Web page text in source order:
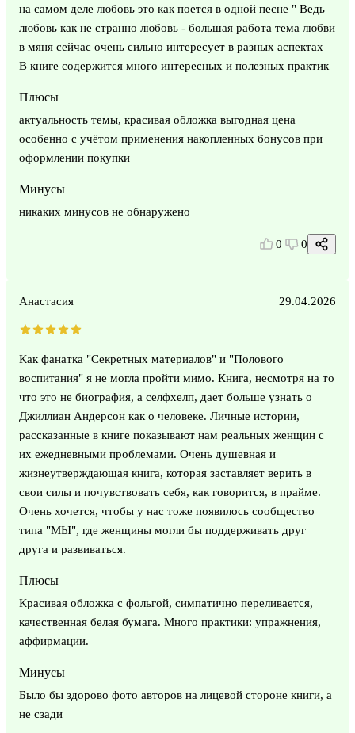
на самом деле любовь это как поется в одной песне " Ведь
любовь как не странно любовь - большая работа тема любви
в мяня сейчас очень сильно интересует в разных аспектах
В книге содержится много интересных и полезных практик
Плюсы
актуальность темы, красивая обложка выгодная цена
особенно с учётом применения накопленных бонусов при
оформлении покупки
Минусы
никаких минусов не обнаружено
0 0
Анастасия 29.04.2026
Как фанатка "Секретных материалов" и "Полового
воспитания" я не могла пройти мимо. Книга, несмотря на то
что это не биография, а селфхелп, дает больше узнать о
Джиллиан Андерсон как о человеке. Личные истории,
рассказанные в книге показывают нам реальных женщин с
их ежедневными проблемами. Очень душевная и
жизнеутверждающая книга, которая заставляет верить в
свои силы и почувствовать себя, как говорится, в прайме.
Очень хочется, чтобы у нас тоже появилось сообщество
типа "МЫ", где женщины могли бы поддерживать друг
друга и развиваться.
Плюсы
Красивая обложка с фольгой, симпатично переливается,
качественная белая бумага. Много практики: упражнения,
аффирмации.
Минусы
Было бы здорово фото авторов на лицевой стороне книги, а
не сзади